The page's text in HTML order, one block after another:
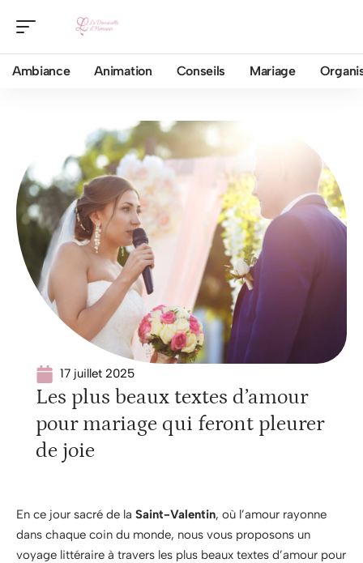
Ambiance Animation Conseils Mariage
17 juillet 2025
Les plus beaux textes d’amour
pour mariage qui feront pleurer
de joie
En ce jour sacré de la Saint-Valentin, où l’amour rayonne
dans chaque coin du monde, nous vous proposons un
voyage littéraire à travers les plus beaux textes d’amour pour